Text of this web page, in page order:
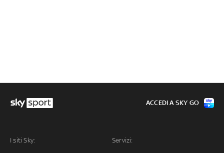
I siti Sky: Servizi:
ACCEDI A SKY GO